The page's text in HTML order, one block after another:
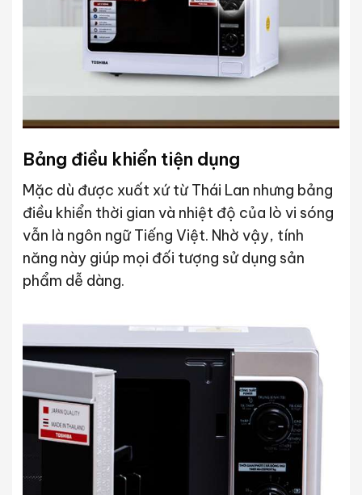
Bảng điều khiển tiện dụng
Mặc dù được xuất xứ từ Thái Lan nhưng bảng
điều khiển thời gian và nhiệt độ của lò vi sóng
vẫn là ngôn ngữ Tiếng Việt. Nhờ vậy, tính
năng này giúp mọi đối tượng sử dụng sản
phẩm dễ dàng.